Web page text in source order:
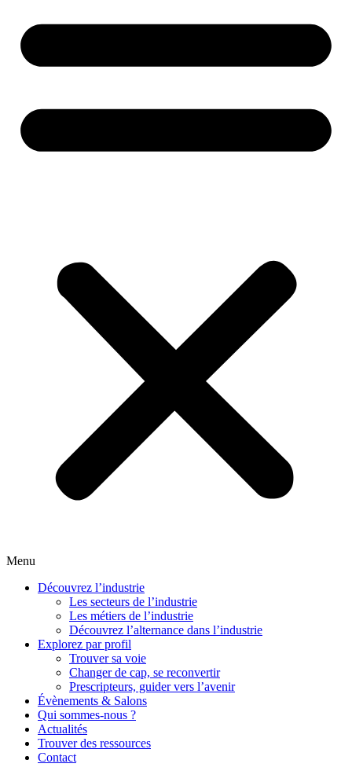
Menu
Découvrez l’industrie
Les secteurs de l’industrie
Les métiers de l’industrie
Découvrez l’alternance dans l’industrie
Explorez par profil
Trouver sa voie
Changer de cap, se reconvertir
Prescripteurs, guider vers l’avenir
Évènements & Salons
Qui sommes-nous ?
Actualités
Trouver des ressources
Contact